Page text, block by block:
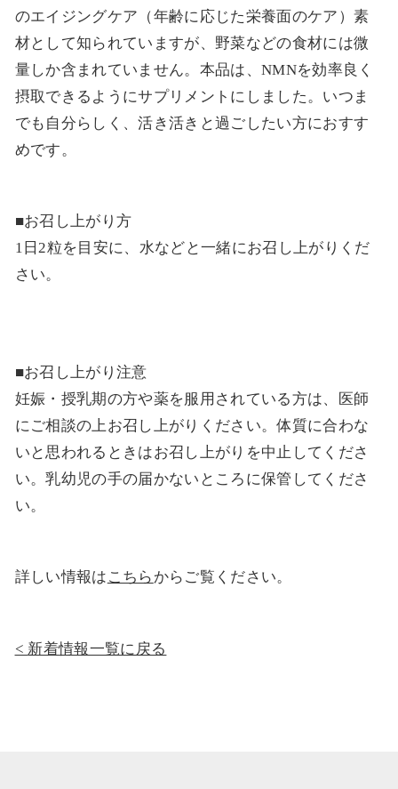
のエイジングケア（年齢に応じた栄養面のケア）素
材として知られていますが、野菜などの食材には微
量しか含まれていません。本品は、NMNを効率良く
摂取できるようにサプリメントにしました。いつま
でも自分らしく、活き活きと過ごしたい方におすす
めです。
■お召し上がり方
1日2粒を目安に、水などと一緒にお召し上がりくだ
さい。
■お召し上がり注意
妊娠・授乳期の方や薬を服用されている方は、医師
にご相談の上お召し上がりください。体質に合わな
いと思われるときはお召し上がりを中止してくださ
い。乳幼児の手の届かないところに保管してくださ
い。
詳しい情報は こちら からご覧ください。
新着情報一覧に戻る